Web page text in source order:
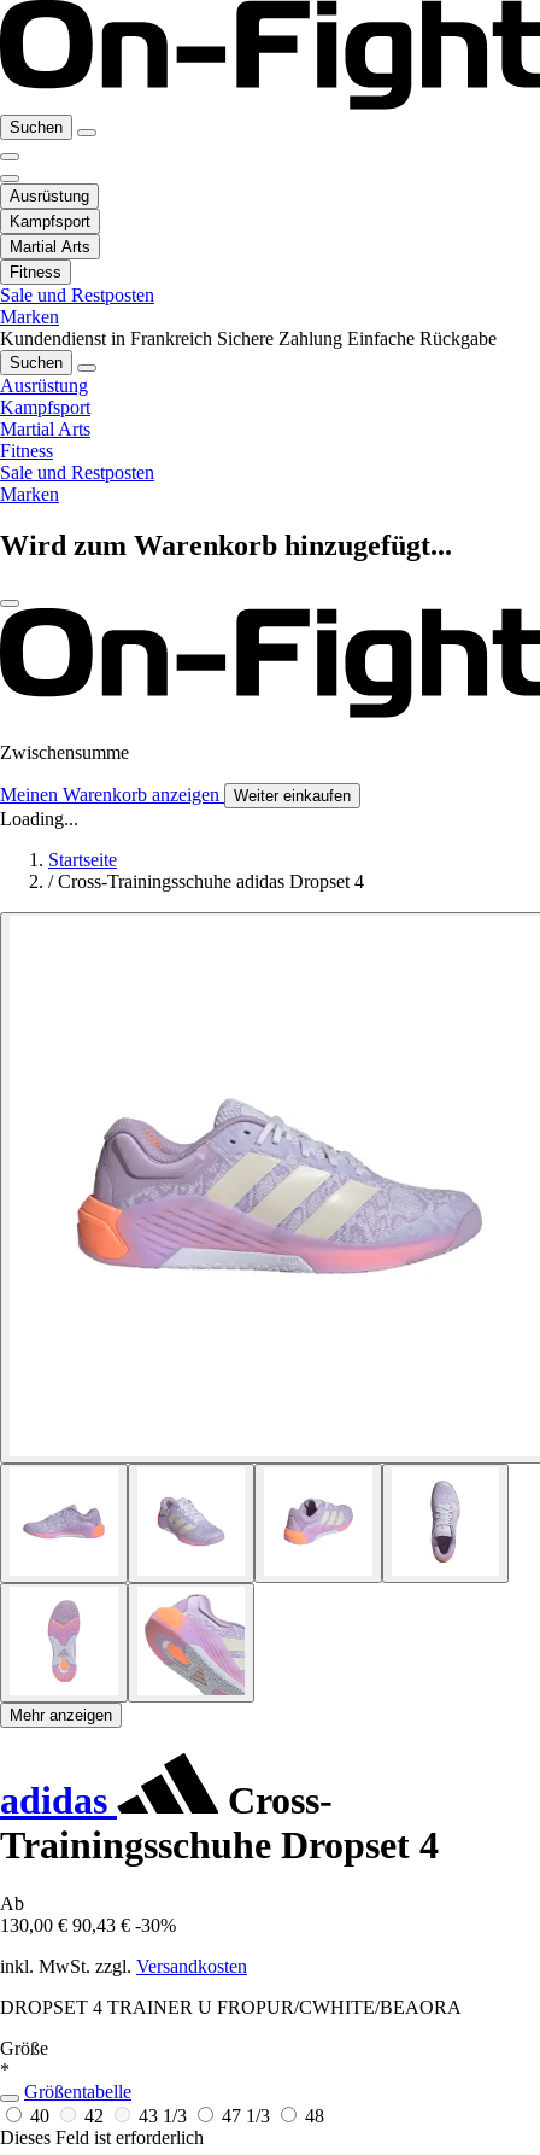
Suchen
Ausrüstung
Kampfsport
Martial Arts
Fitness
Sale und Restposten
Marken
Kundendienst in Frankreich Sichere Zahlung Einfache Rückgabe
Suchen
Ausrüstung
Kampfsport
Martial Arts
Fitness
Sale und Restposten
Marken
Wird zum Warenkorb hinzugefügt...
Zwischensumme
Meinen Warenkorb anzeigen Weiter einkaufen
Loading...
Startseite
/ Cross-Trainingsschuhe adidas Dropset 4
Mehr anzeigen
adidas
Cross-
Trainingsschuhe Dropset 4
Ab
130,00 € 90,43 € -30%
inkl. MwSt. zzgl. Versandkosten
DROPSET 4 TRAINER U FROPUR/CWHITE/BEAORA
Größe
*
Größentabelle
40
42 43 1/3 47 1/3
48
Dieses Feld ist erforderlich